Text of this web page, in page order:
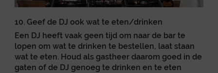
10. Geef de DJ ook wat te eten/drinken
Een DJ heeft vaak geen tijd om naar de bar te
lopen om wat te drinken te bestellen, laat staan
wat te eten. Houd als gastheer daarom goed in de
gaten of de DJ genoeg te drinken en te eten